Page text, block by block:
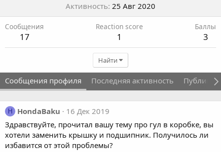
Активность 25 Авг 2020
Сообщения
17
Reaction score
1
Баллы
3
Найти
Сообщения профиля Последняя активность
H HondaBaku
16 Дек 2019
Здравствуйте, прочитал вашу тему про гул в коробке, вы
хотели заменить крышку и подшипник. Получилось ли
избавится от этой проблемы?